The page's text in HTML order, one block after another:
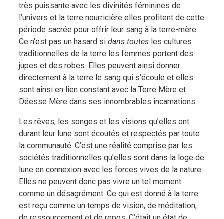
très puissante avec les divinités féminines de
l’univers et la terre nourricière elles profitent de cette
période sacrée pour offrir leur sang à la terre-mère.
Ce n’est pas un hasard si dans toutes les cultures
traditionnelles de la terre les femmes portent des
jupes et des robes. Elles peuvent ainsi donner
directement à la terre le sang qui s’écoule et elles
sont ainsi en lien constant avec la Terre Mère et
Déesse Mère dans ses innombrables incarnations.
Les rêves, les songes et les visions qu’elles ont
durant leur lune sont écoutés et respectés par toute
la communauté. C’est une réalité comprise par les
sociétés traditionnelles qu’elles sont dans la loge de
lune en connexion avec les forces vives de la nature.
Elles ne peuvent donc pas vivre un tel moment
comme un désagrément. Ce qui est donné à la terre
est reçu comme un temps de vision, de méditation,